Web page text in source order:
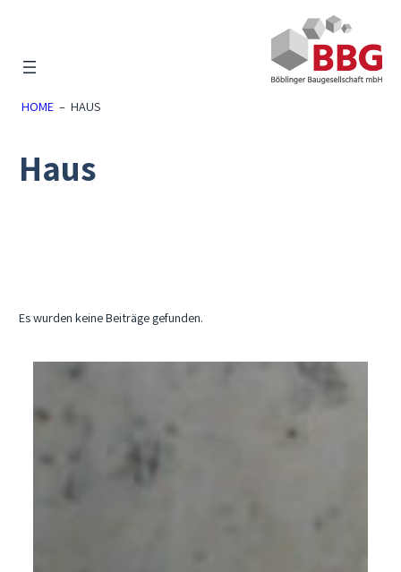
springen
HOME – HAUS
Haus
Es wurden keine Beiträge gefunden.